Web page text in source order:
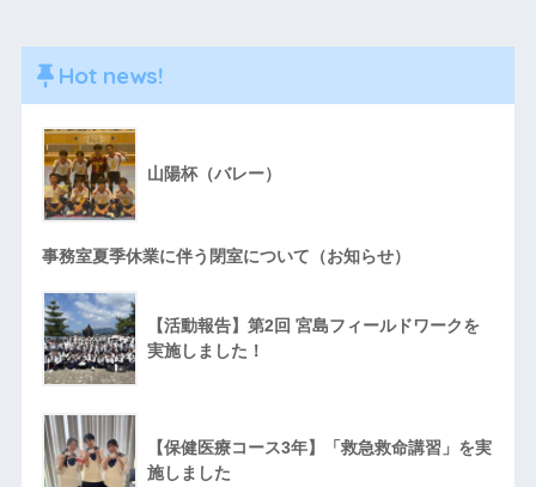
Hot news!
山陽杯（バレー）
事務室夏季休業に伴う閉室について（お知らせ）
【活動報告】第2回 宮島フィールドワークを
実施しました！
【保健医療コース3年】「救急救命講習」を実
施しました